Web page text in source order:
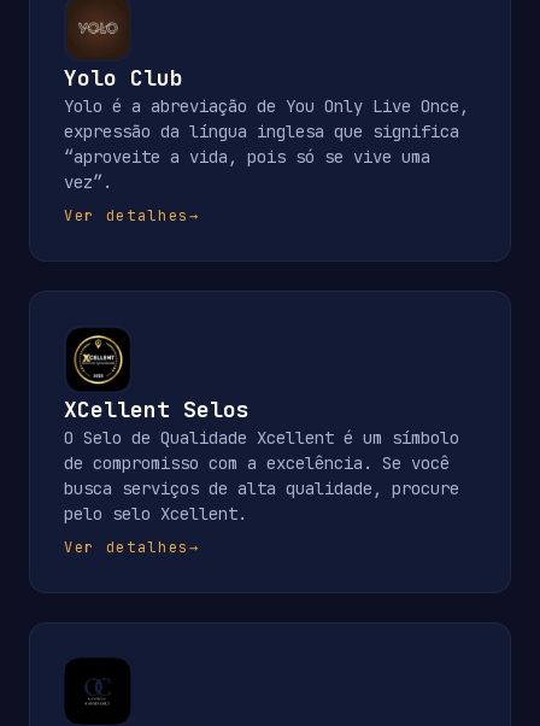
Yolo Club
Yolo é a abreviação de You Only Live Once,
expressão da língua inglesa que significa
“aproveite a vida, pois só se vive uma
vez”.
Ver detalhes→
XCellent Selos
O Selo de Qualidade Xcellent é um símbolo
de compromisso com a excelência. Se você
busca serviços de alta qualidade, procure
pelo selo Xcellent.
Ver detalhes→